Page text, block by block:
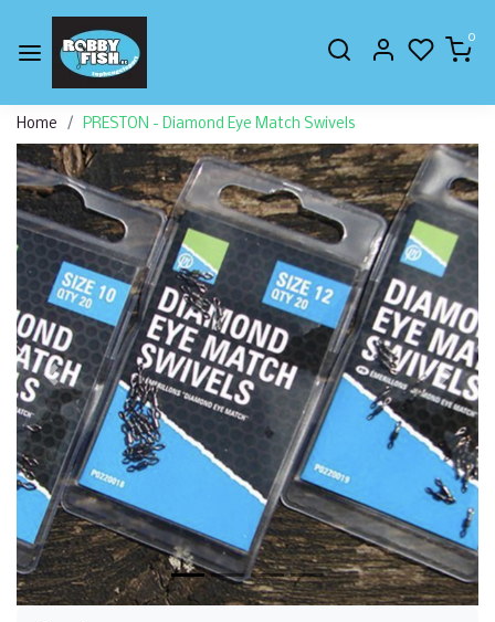
0
Home PRESTON - Diamond Eye Match Swivels
Vorige